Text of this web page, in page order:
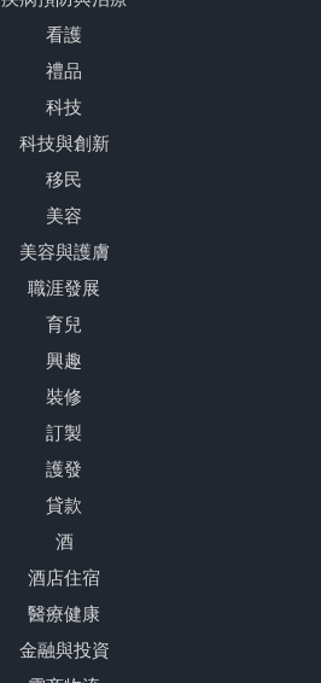
看護
禮品
科技
科技與創新
移民
美容
美容與護膚
職涯發展
育兒
興趣
裝修
訂製
護發
貸款
酒
酒店住宿
醫療健康
金融與投資